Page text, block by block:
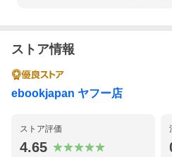
ストア情報
ebookjapan ヤフー店
ストア評価
4.65